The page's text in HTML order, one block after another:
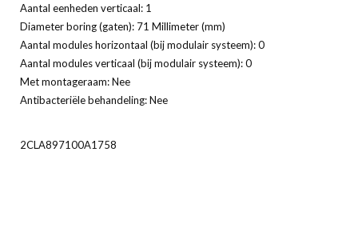
Aantal eenheden verticaal: 1
Diameter boring (gaten): 71 Millimeter (mm)
Aantal modules horizontaal (bij modulair systeem): 0
Aantal modules verticaal (bij modulair systeem): 0
Met montageraam: Nee
Antibacteriële behandeling: Nee
2CLA897100A1758